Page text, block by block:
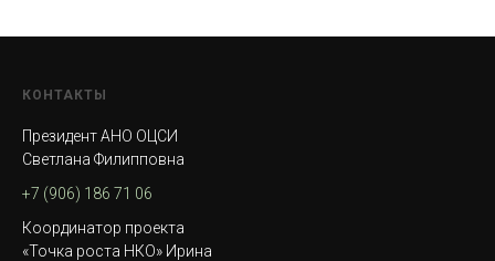
КОНТАКТЫ
Президент АНО ОЦСИ
Светлана Филипповна
+7 (906) 186 71 06
Координатор проекта
«Точка роста НКО» Ирина